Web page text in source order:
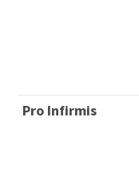
Pro Infirmis